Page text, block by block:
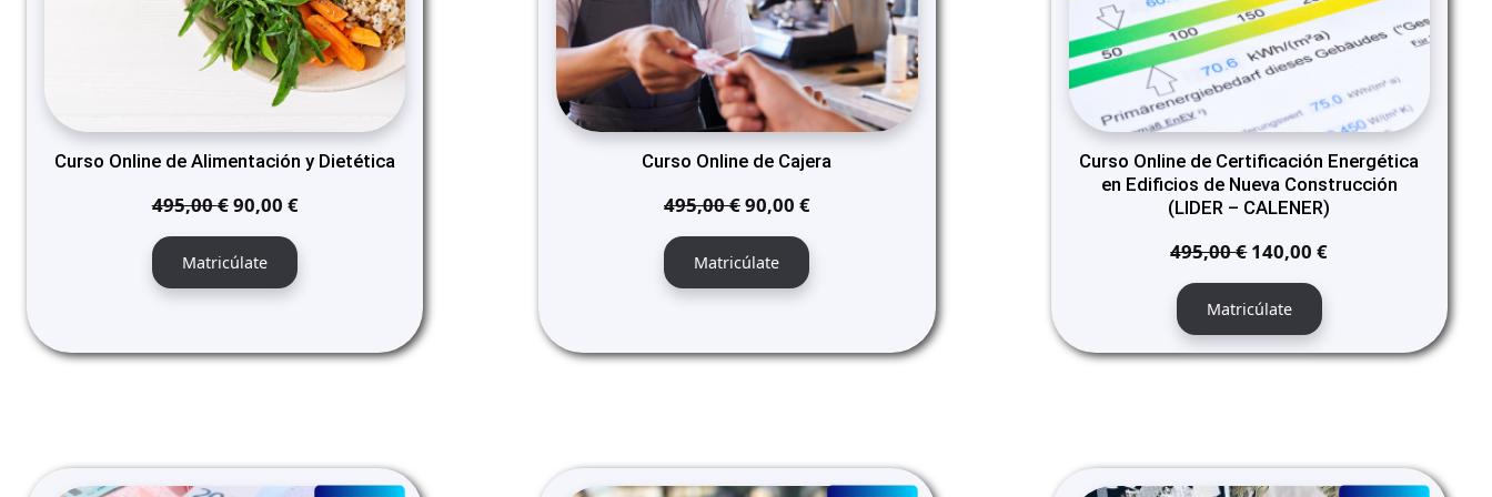
Curso Online de Alimentación y Dietética
495,00€El
precio
original
era:
90,00 €El
actual
Matricúlate
Curso Online de Cajera
495,00€El
precio
original
era:
90,00 €El
actual
Matricúlate
Curso Online de Certificación Energética
en Edificios de Nueva Construcción
(LIDER – CALENER)
495,00€ El
precio
original
era:
495,00 €.
140,00€El
140,00 €.
Matricúlate